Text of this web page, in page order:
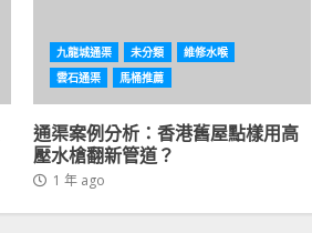
九龍城通渠 未分類
維修水喉
雲石通渠
馬桶推薦
通渠案例分析：香港舊屋點樣用高
壓水槍翻新管道？
1 年 ago